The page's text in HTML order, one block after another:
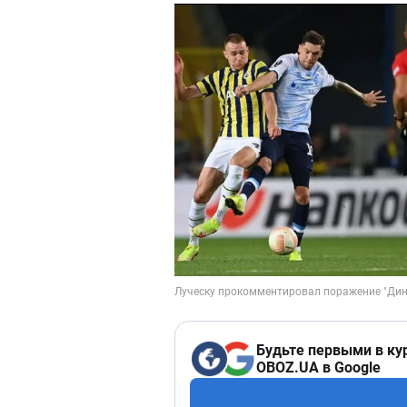
Будьте первыми в
OBOZ.UA в Google